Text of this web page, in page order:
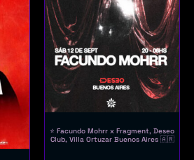
⭐ Facundo Mohrr x Fragment, Deseo
Club, Villa Ortuzar Buenos Aires 🇦🇷